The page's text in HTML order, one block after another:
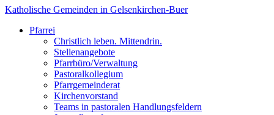
Katholische Gemeinden in Gelsenkirchen-Buer
Pfarrei
Christlich leben. Mittendrin.
Stellenangebote
Pfarrbüro/Verwaltung
Pastoralkollegium
Pfarrgemeinderat
Kirchenvorstand
Teams in pastoralen Handlungsfeldern